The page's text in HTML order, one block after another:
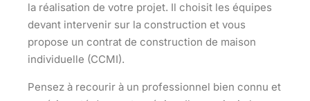
la réalisation de votre projet. Il choisit les équipes
devant intervenir sur la construction et vous
propose un contrat de construction de maison
individuelle (CCMI).
Pensez à recourir à un professionnel bien connu et